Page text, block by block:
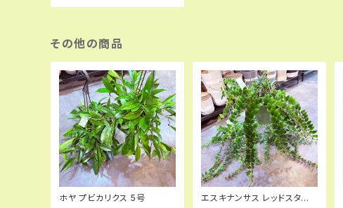
その他の商品
ホヤ プビカリクス 5号
エスキナンサス レッドスター